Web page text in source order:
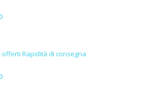
Rapidità di consegna